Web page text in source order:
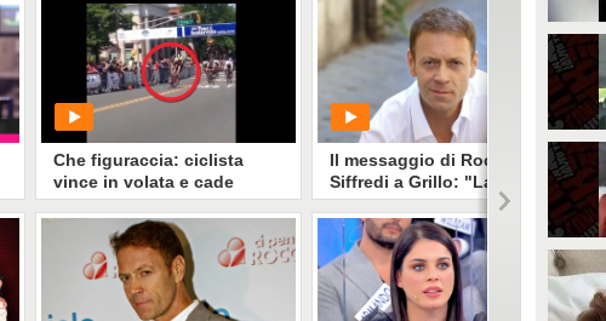
Che figuraccia: ciclista
vince in volata e cade
subito dopo il traguardo
PLAY
Il messaggio di Rocco
Siffredi a Grillo: "Lascia
stare gli animali, inc**a tutti
gli altri"
PLAY